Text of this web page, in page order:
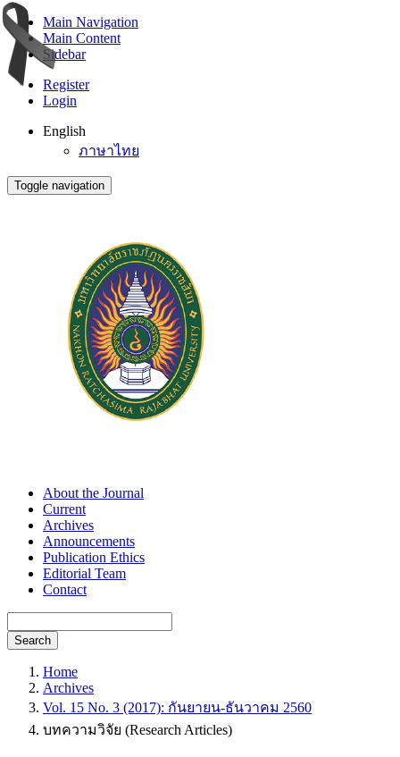
Main Navigation
Main Content
Sidebar
Register
Login
English
ภาษาไทย
Toggle navigation
About the Journal
Current
Archives
Announcements
Publication Ethics
Editorial Team
Contact
Search
Home
Archives
Vol. 15 No. 3 (2017): กันยายน-ธันวาคม 2560
บทความวิจัย (Research Articles)